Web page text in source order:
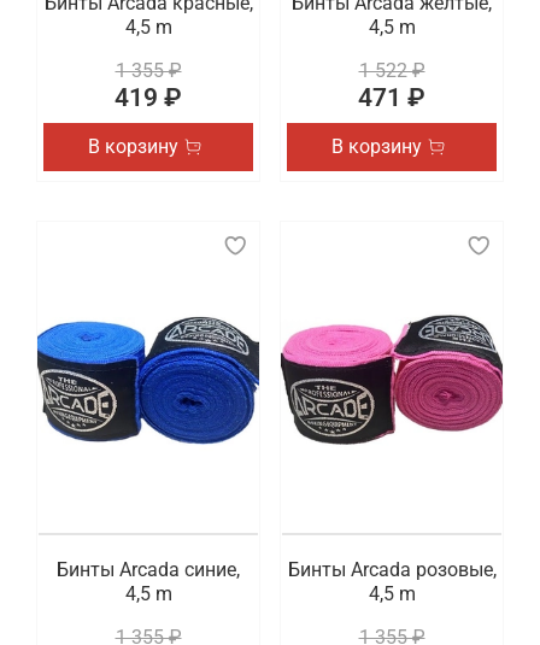
4,5 m
1 355 ₽
419 ₽
В корзину
4,5 m
1 522 ₽
471 ₽
В корзину
Бинты Arcada синие,
4,5 m
1 355 ₽
Бинты Arcada розовые,
4,5 m
1 355 ₽